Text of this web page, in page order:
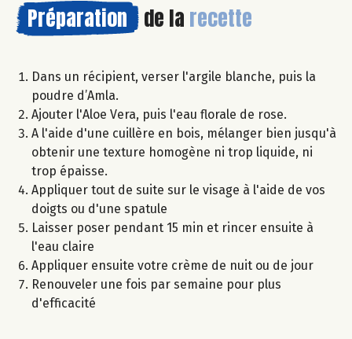
Préparation de la recette
Dans un récipient, verser l'argile blanche, puis la
poudre d’Amla.
Ajouter l'Aloe Vera, puis l'eau florale de rose.
A l'aide d'une cuillère en bois, mélanger bien jusqu'à
obtenir une texture homogène ni trop liquide, ni
trop épaisse.
Appliquer tout de suite sur le visage à l'aide de vos
doigts ou d'une spatule
Laisser poser pendant 15 min et rincer ensuite à
l'eau claire
Appliquer ensuite votre crème de nuit ou de jour
Renouveler une fois par semaine pour plus
d'efficacité